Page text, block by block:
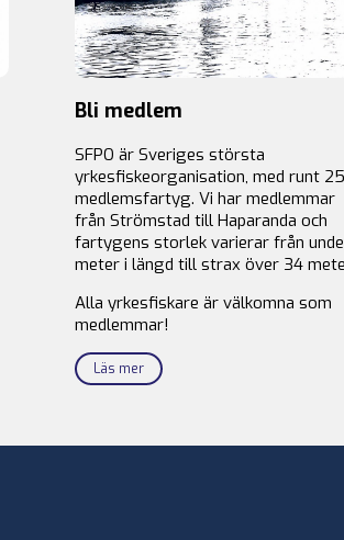
Bli medlem
SFPO är Sveriges största
yrkesfiskeorganisation, med runt
medlemsfartyg. Vi har medlemmar
från Strömstad till Haparanda och
fartygens storlek varierar från
meter i längd till strax över 34
Alla yrkesfiskare är välkomna som
medlemmar!
Läs mer